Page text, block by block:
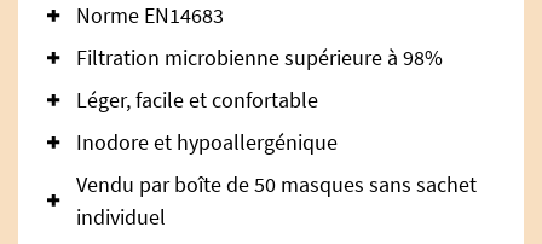
Norme EN14683
Filtration microbienne supérieure à 98%
Léger, facile et confortable
Inodore et hypoallergénique
Vendu par boîte de 50 masques sans sachet
individuel